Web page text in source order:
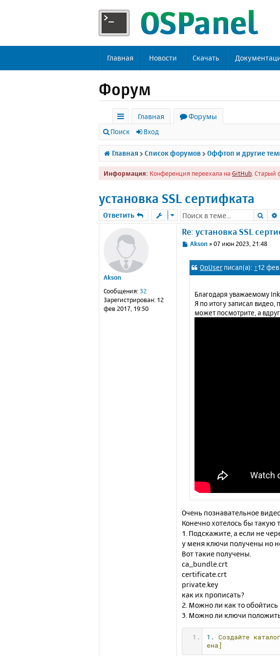
Главная Новости Скачать
Форум
с
ы
л
к
Главная
Форумы
Поиск Вход
Главная Список форумов Оффтоп и другие
Информация: Конференция переехала на GitHub . Старый
установка SSL сертифката
Ответить
Akson
Сообщения:32
Зарегистрирован: 12
фев 2017, 19:50
Re: установка SSL
С
о
б
Akson »07 июн 2023, 21:48
OpUser писал(а): ↑12
Благодаря уважаемому
Я по итогу записал видео,
может посмотрите, а
Очень познавательное
Конечно хотелось бы такую
1. Подскажите, а если не
у меня ключи получены но
Вот такие получены.
ca_bundle.crt
certificate.crt
private.key
как их прописать?
2. Можно ли как то
3. Можно ли ключи
1. Создайте каталог
ена]